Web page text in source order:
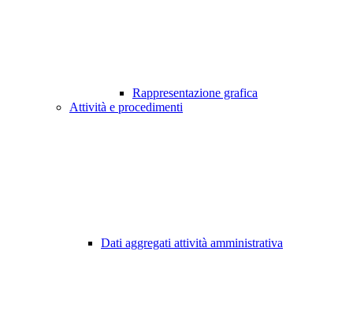
Rappresentazione grafica
Attività e procedimenti
Dati aggregati attività amministrativa